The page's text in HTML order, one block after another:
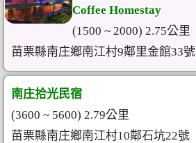
Coffee Homestay
(1500 ~ 2000) 2.75公里
苗栗縣南庄鄉南江村9鄰里金館33號
南庄拾光民宿
(3600 ~ 5600) 2.79公里
苗栗縣南庄鄉南江村10鄰石坑22號